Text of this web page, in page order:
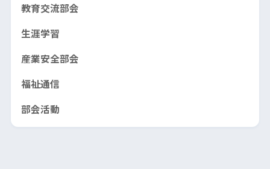
教育交流部会
生涯学習
産業安全部会
福祉通信
部会活動